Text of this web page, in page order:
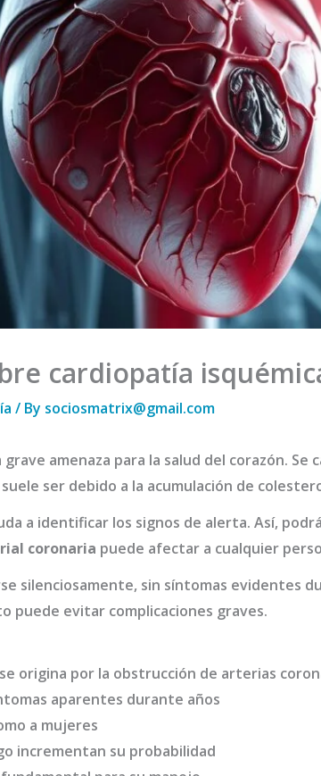
cardiopatía
/ By sociosmatrix@gmail.com
grave amenaza para la salud del corazón.
ser debido a la acumulación de
a identificar los signos de alerta. Así,
coronaria puede afectar a cualquier
silenciosamente, sin síntomas evidentes
puede evitar complicaciones graves.
se origina por la obstrucción de arterias
aparentes durante años
a mujeres
incrementan su probabilidad